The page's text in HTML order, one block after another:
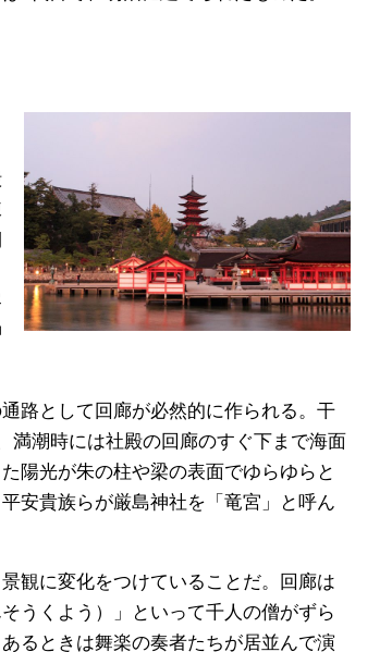
路として回廊が必然的に作られる。干
満潮時には社殿の回廊のすぐ下まで海面
陽光が朱の柱や梁の表面でゆらゆらと
安貴族らが厳島神社を「竜宮」と呼ん
観に変化をつけていることだ。回廊は
うくよう）」といって千人の僧がずら
るときは舞楽の奏者たちが居並んで演